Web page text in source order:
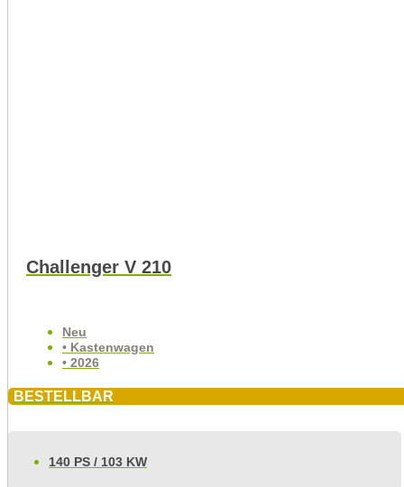
Challenger V 210
Neu
• Kastenwagen
• 2026
BESTELLBAR
140 PS / 103 KW